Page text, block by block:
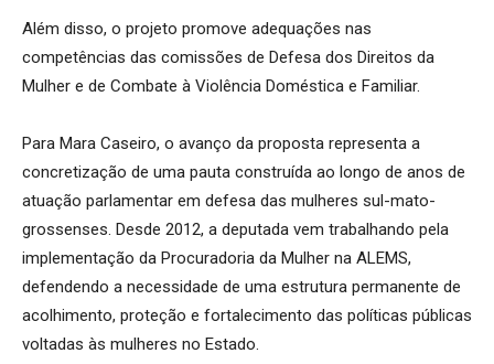
Além disso, o projeto promove adequações nas
competências das comissões de Defesa dos Direitos da
Mulher e de Combate à Violência Doméstica e Familiar.
Para Mara Caseiro, o avanço da proposta representa a
concretização de uma pauta construída ao longo de anos de
atuação parlamentar em defesa das mulheres sul-mato-
grossenses. Desde 2012, a deputada vem trabalhando pela
implementação da Procuradoria da Mulher na ALEMS,
defendendo a necessidade de uma estrutura permanente de
acolhimento, proteção e fortalecimento das políticas públicas
voltadas às mulheres no Estado.